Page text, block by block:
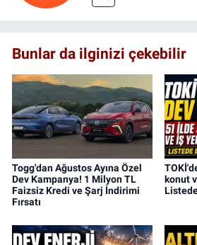
Bunlar da ilginizi çekebilir
Togg'dan Ağustos Ayına Özel
Dev Kampanya! 1 Milyon TL
Faizsiz Kredi ve Şarj İndirimi
Fırsatı
konut